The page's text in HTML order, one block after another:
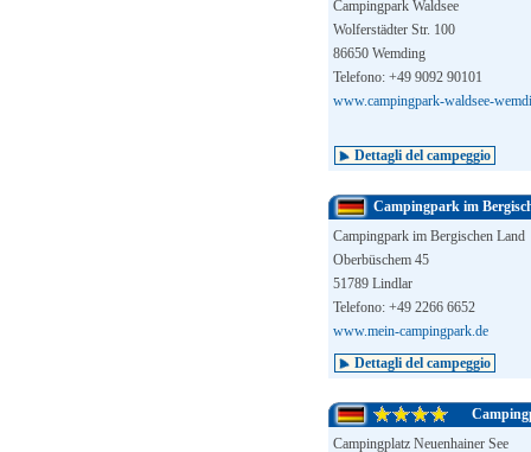
Campingpark Waldsee
Wolferstädter Str. 100
86650 Wemding
Telefono: +49 9092 90101
www.campingpark-waldsee-
Dettagli del campeggio
Campingpark im
Campingpark im Bergischen Land
Oberbüschem 45
51789 Lindlar
Telefono: +49 2266 6652
www.mein-campingpark.de
Dettagli del campeggio
Campingplatz Neuenhainer See